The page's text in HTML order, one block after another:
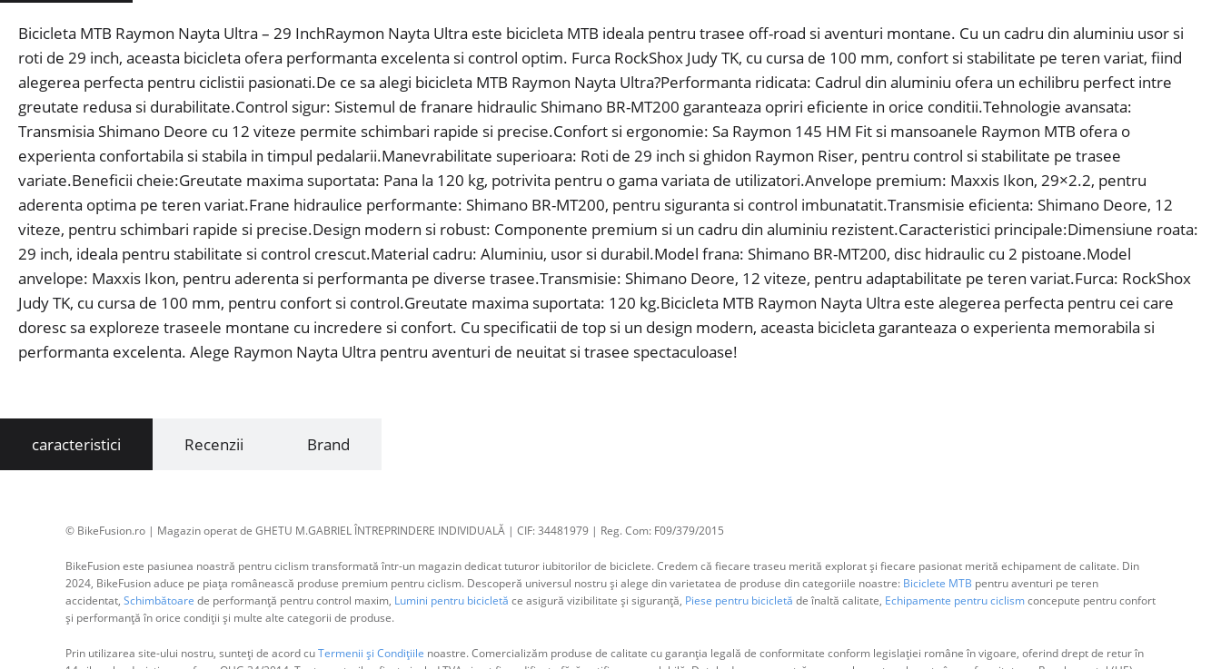
Bicicleta MTB Raymon Nayta Ultra – 29 InchRaymon Nayta Ultra este bicicleta MTB ideala pentru trasee off-road si aventuri montane. Cu un cadru din aluminiu usor si
roti de 29 inch, aceasta bicicleta ofera performanta excelenta si control optim. Furca RockShox Judy TK, cu cursa de 100 mm, confort si stabilitate pe teren variat, fiind
alegerea perfecta pentru ciclistii pasionati.De ce sa alegi bicicleta MTB Raymon Nayta Ultra?Performanta ridicata: Cadrul din aluminiu ofera un echilibru perfect intre
greutate redusa si durabilitate.Control sigur: Sistemul de franare hidraulic Shimano BR-MT200 garanteaza opriri eficiente in orice conditii.Tehnologie avansata:
Transmisia Shimano Deore cu 12 viteze permite schimbari rapide si precise.Confort si ergonomie: Sa Raymon 145 HM Fit si mansoanele Raymon MTB ofera o
experienta confortabila si stabila in timpul pedalarii.Manevrabilitate superioara: Roti de 29 inch si ghidon Raymon Riser, pentru control si stabilitate pe trasee
variate.Beneficii cheie:Greutate maxima suportata: Pana la 120 kg, potrivita pentru o gama variata de utilizatori.Anvelope premium: Maxxis Ikon, 29×2.2, pentru
aderenta optima pe teren variat.Frane hidraulice performante: Shimano BR-MT200, pentru siguranta si control imbunatatit.Transmisie eficienta: Shimano Deore, 12
viteze, pentru schimbari rapide si precise.Design modern si robust: Componente premium si un cadru din aluminiu rezistent.Caracteristici principale:Dimensiune roata:
29 inch, ideala pentru stabilitate si control crescut.Material cadru: Aluminiu, usor si durabil.Model frana: Shimano BR-MT200, disc hidraulic cu 2 pistoane.Model
anvelope: Maxxis Ikon, pentru aderenta si performanta pe diverse trasee.Transmisie: Shimano Deore, 12 viteze, pentru adaptabilitate pe teren variat.Furca: RockShox
Judy TK, cu cursa de 100 mm, pentru confort si control.Greutate maxima suportata: 120 kg.Bicicleta MTB Raymon Nayta Ultra este alegerea perfecta pentru cei care
doresc sa exploreze traseele montane cu incredere si confort. Cu specificatii de top si un design modern, aceasta bicicleta garanteaza o experienta memorabila si
performanta excelenta. Alege Raymon Nayta Ultra pentru aventuri de neuitat si trasee spectaculoase!
caracteristici Recenzii Brand
© BikeFusion.ro | Magazin operat de GHETU M.GABRIEL ÎNTREPRINDERE INDIVIDUALĂ | CIF: 34481979 | Reg. Com: F09/379/2015
BikeFusion este pasiunea noastră pentru ciclism transformată într-un magazin dedicat tuturor iubitorilor de biciclete. Credem că fiecare traseu merită explorat și fiecare pasionat merită echipament de calitate. Din
2024, BikeFusion aduce pe piața românească produse premium pentru ciclism. Descoperă universul nostru și alege din varietatea de produse din categoriile noastre:Biciclete MTB pentru aventuri pe teren
accidentat, Schimbătoare de performanță pentru control maxim, Lumini pentru bicicletă ce asigură vizibilitate și siguranță, Piese pentru bicicletă de înaltă calitate, Echipamente pentru ciclismconcepute pentru confort
și performanță în orice condiții și multe alte categorii de produse.
Prin utilizarea site-ului nostru, sunteți de acord cuTermenii și Condițiile noastre. Comercializăm produse de calitate cu garanția legală de conformitate conform legislației române în vigoare, oferind drept de retur în